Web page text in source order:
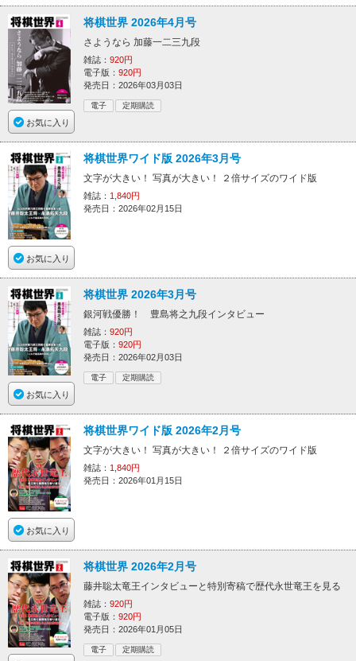
お気に入り
将棋世界 2026年4月号
さようなら 加藤一二三九段
雑誌： 920円
電子版： 920円
発売日：2026年03月03日
電子 定期購読
お気に入り
将棋世界ワイド版 2026年3月号
文字が大きい！ 写真が大きい！ ２倍サイズのワイド版
雑誌： 1,840円
発売日：2026年02月15日
お気に入り
将棋世界 2026年3月号
銀河戦優勝！ 豊島将之九段インタビュー
雑誌： 920円
電子版： 920円
発売日：2026年02月03日
電子 定期購読
お気に入り
将棋世界ワイド版 2026年2月号
文字が大きい！ 写真が大きい！ ２倍サイズのワイド版
雑誌： 1,840円
発売日：2026年01月15日
将棋世界 2026年2月号
藤井聡太竜王インタビューと特別寄稿で歴代永世竜王を見る
雑誌： 920円
電子版： 920円
発売日：2026年01月05日
電子 定期購読